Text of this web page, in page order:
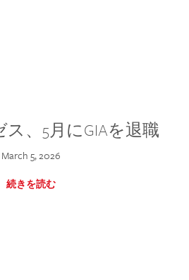
ス、5月にGIAを退職
March 5, 2026
続きを読む